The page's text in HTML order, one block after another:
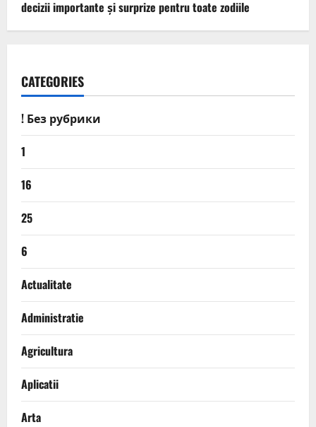
decizii importante și surprize pentru toate zodiile
CATEGORIES
! Без рубрики
1
16
25
6
Actualitate
Administratie
Agricultura
Aplicatii
Arta